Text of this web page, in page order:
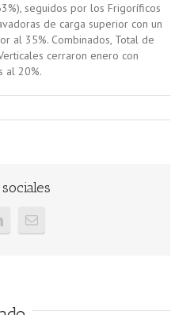
seguidos por los Frigoríficos
de carga superior con un
al 35%. Combinados, Total de
cerraron enero con
al 20%.